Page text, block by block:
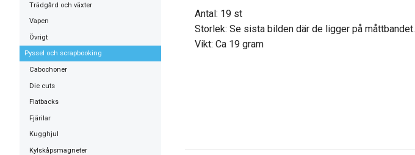
Trädgård och växter
Vapen
Övrigt
Pyssel och scrapbooking
Cabochoner
Die cuts
Flatbacks
Fjärilar
Kugghjul
Kylskåpsmagneter
Antal: 19 st
Storlek: Se sista bilden där de ligger på måttbandet.
Vikt: Ca 19 gram